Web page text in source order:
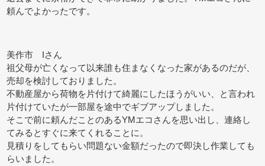
頼んでよかったです。
美作市 Iさん
祖父母が亡くなって以来誰も住まなくなった家があるのだが、
売却を検討しておりました。
不動産屋から荷物を片付けて綺麗にしたほうがいい、と言われ
片付けていたが一部屋を途中でギブアップしました。
そこで前に頼んだことのあるYMエコさんを思い出し、連絡し
てみるとすぐに来てくれることに。
見積りをしてもらい問題ない金額だったので即決し作業しても
らいました。